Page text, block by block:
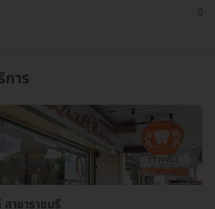
าร
าขาราชบุรี